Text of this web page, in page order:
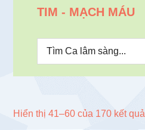
TIM - MẠCH MÁU
Hiển thị 41–60 của 170 kết quả